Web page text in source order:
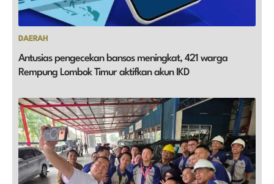
DAERAH
Antusias pengecekan bansos meningkat, 421 warga
Rempung Lombok Timur aktifkan akun IKD